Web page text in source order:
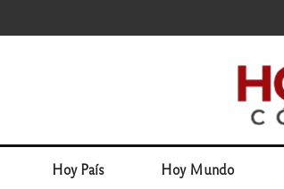
Hoy País Hoy Mundo